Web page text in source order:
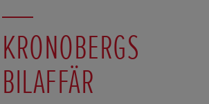
KRONOBERGS
BILAFFÄR